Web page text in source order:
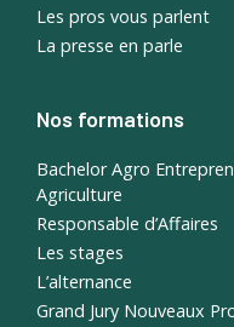
Les pros vous parlent
La presse en parle
Nos formations
Bachelor Agro
Agriculture
Responsable d’Affaires
Les stages
L’alternance
Grand Jury Nouveaux